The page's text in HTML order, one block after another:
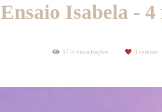
Ensaio Isabela - 4
1734 visualizações 3 curtidas